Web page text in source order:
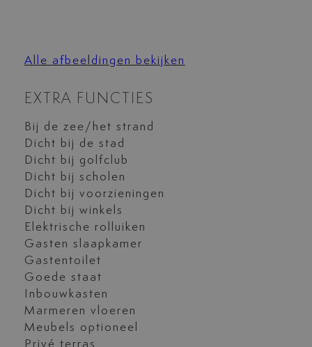
Alle afbeeldingen bekijken
EXTRA FUNCTIES
Bij de zee/het strand
Dicht bij de stad
Dicht bij golfclub
Dicht bij scholen
Dicht bij voorzieningen
Dicht bij winkels
Elektrische rolluiken
Gasten slaapkamer
Gastentoilet
Goede staat
Inbouwkasten
Marmeren vloeren
Meubels optioneel
Privé terras